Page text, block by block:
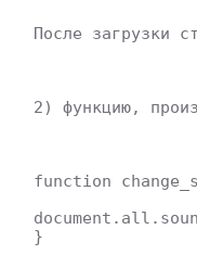
После загрузки
2) функцию,
function
}